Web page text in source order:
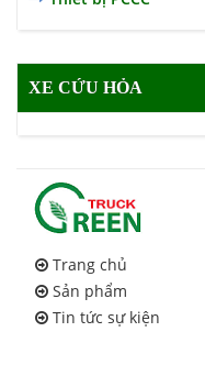
XE CỨU HỎA
Trang chủ
Sản phẩm
Tin tức sự kiện